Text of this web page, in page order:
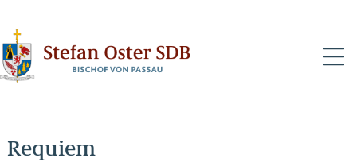
Requiem